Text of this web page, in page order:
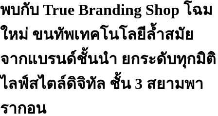
พบกับ True Branding Shop โฉม
ใหม่ ขนทัพเทคโนโลยีล้ำสมัย
จากแบรนด์ชั้นนำ ยกระดับทุกมิติ
ไลฟ์สไตล์ดิจิทัล ชั้น 3 สยามพา
รากอน